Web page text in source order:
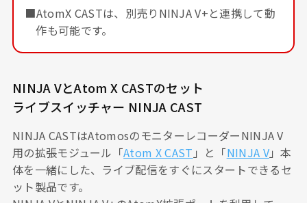
■AtomX CASTは、別売りNINJA V+と連携して動
作も可能です。
NINJA VとAtom X CASTのセット
ライブスイッチャー NINJA CAST
NINJA CASTはAtomosのモニターレコーダーNINJA V
用の拡張モジュール「Atom X CAST 」と「NINJA V」本
体を一緒にした、ライブ配信をすぐにスタートできるセ
ット製品です。